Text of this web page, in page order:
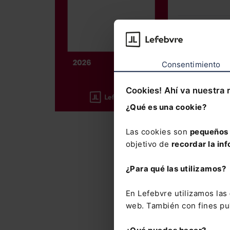
Consentimiento
Cookies! Ahí va nuestra
¿Qué es una cookie?
Las cookies son
objetivo de recordar la
¿Para qué las utilizamos?
En Lefebvre utilizamos las
web. También con fines
Incluye el
37.500
con el
del
precio
Laboral y